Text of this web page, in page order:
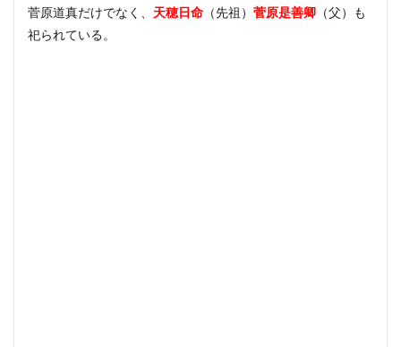
菅原道真だけでなく、 天穂日命 （先祖） 菅原是善卿 （父）も
祀られている。